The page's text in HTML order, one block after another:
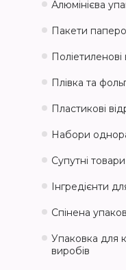
Алюмінієва
Пакети
Плівка та
Пластикові
Набори
Супутні товари
Інгредієнти
Спінена
Упаковка для
виробів